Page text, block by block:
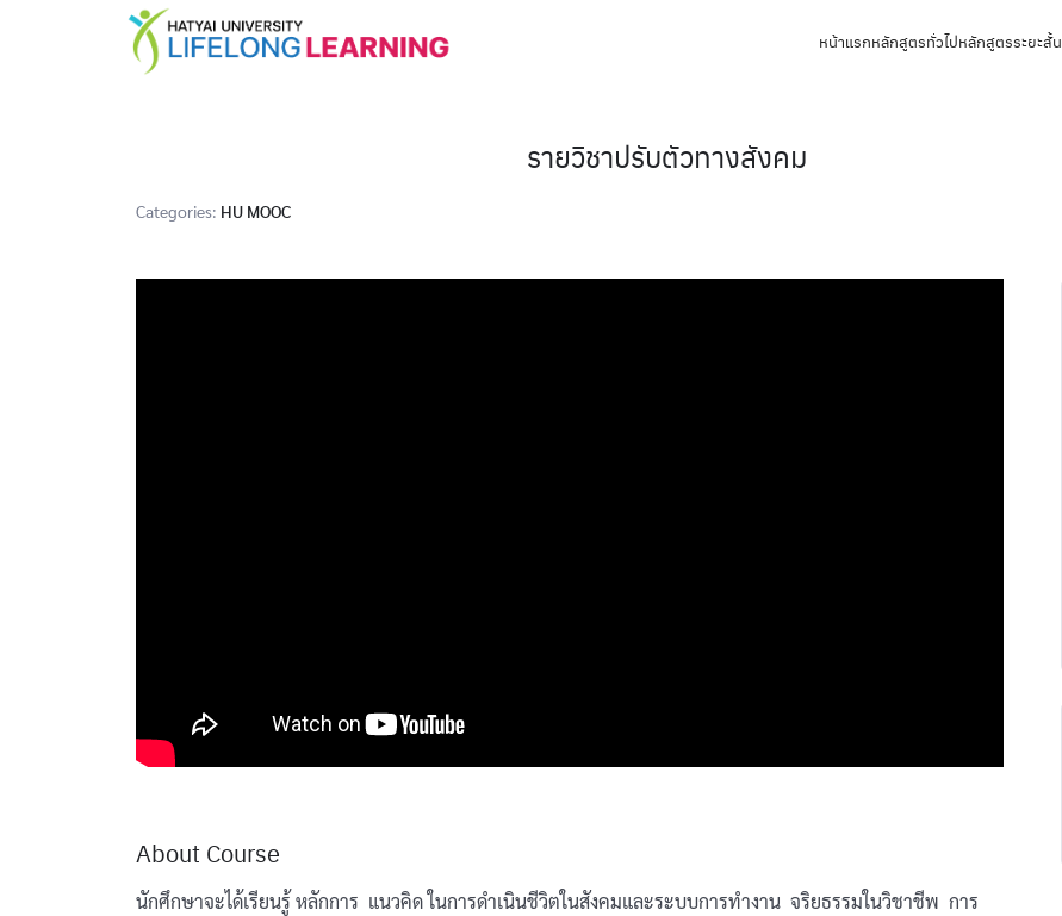
หน้าแรกหลักสูตรทั่วไปหลักสูตรระยะสั้น
รายวิชาปรับตัวทางสังคม
Categories: HU MOOC
About Course
นักศึกษาจะได้เรียนรู้ หลักการ แนวคิด ในการดำเนินชีวิตในสังคมและระบบการทำงาน จริยธรรมในวิชาชีพ การ